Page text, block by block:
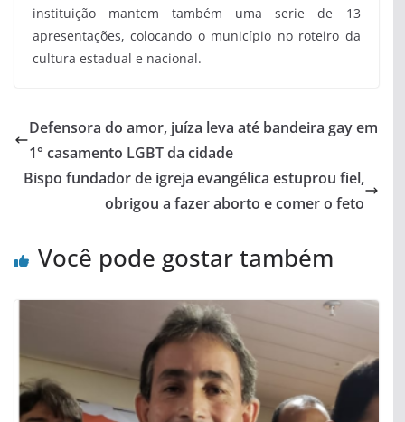
instituição mantem também uma serie de 13
apresentações, colocando o município no roteiro da
cultura estadual e nacional.
Defensora do amor, juíza leva até bandeira gay em
1° casamento LGBT da cidade
Bispo fundador de igreja evangélica estuprou fiel,
obrigou a fazer aborto e comer o feto
Você pode gostar também